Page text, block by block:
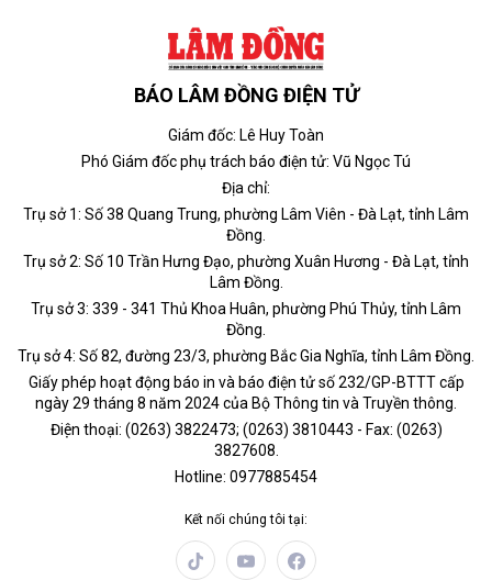
BÁO LÂM ĐỒNG ĐIỆN TỬ
Giám đốc: Lê Huy Toàn
Phó Giám đốc phụ trách báo điện tử: Vũ Ngọc Tú
Địa chỉ:
Trụ sở 1: Số 38 Quang Trung, phường Lâm Viên - Đà Lạt, tỉnh Lâm
Đồng.
Trụ sở 2: Số 10 Trần Hưng Đạo, phường Xuân Hương - Đà Lạt, tỉnh
Lâm Đồng.
Trụ sở 3: 339 - 341 Thủ Khoa Huân, phường Phú Thủy, tỉnh Lâm
Đồng.
Trụ sở 4: Số 82, đường 23/3, phường Bắc Gia Nghĩa, tỉnh Lâm Đồng.
Giấy phép hoạt động báo in và báo điện tử số 232/GP-BTTT cấp
ngày 29 tháng 8 năm 2024 của Bộ Thông tin và Truyền thông.
Điện thoại: (0263) 3822473; (0263) 3810443 - Fax: (0263)
3827608.
Hotline: 0977885454
Kết nối chúng tôi tại: